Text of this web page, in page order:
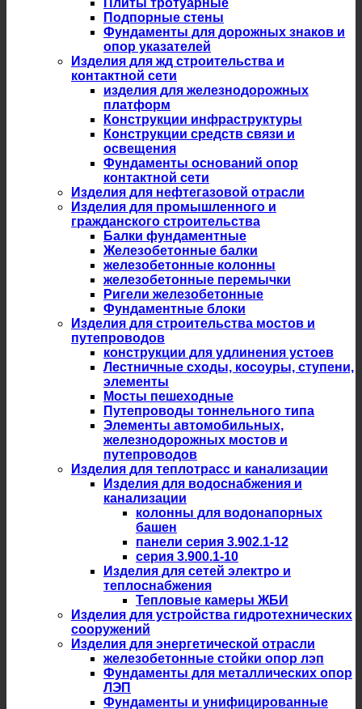
Плиты тротуарные
Подпорные стены
Фундаменты для дорожных знаков и
опор указателей
Изделия для жд строительства и
контактной сети
изделия для железнодорожных
платформ
Конструкции инфраструктуры
Конструкции средств связи и
освещения
Фундаменты оснований опор
контактной сети
Изделия для нефтегазовой отрасли
Изделия для промышленного и
гражданского строительства
Балки фундаментные
Железобетонные балки
железобетонные колонны
железобетонные перемычки
Ригели железобетонные
Фундаментные блоки
Изделия для строительства мостов и
путепроводов
конструкции для удлинения устоев
Лестничные сходы, косоуры, ступени,
элементы
Мосты пешеходные
Путепроводы тоннельного типа
Элементы автомобильных,
железнодорожных мостов и
путепроводов
Изделия для теплотрасс и канализации
Изделия для водоснабжения и
канализации
колонны для водонапорных
башен
панели серия 3.902.1-12
серия 3.900.1-10
Изделия для сетей электро и
теплоснабжения
Тепловые камеры ЖБИ
Изделия для устройства гидротехнических
сооружений
Изделия для энергетической отрасли
железобетонные стойки опор лэп
Фундаменты для металлических опор
ЛЭП
Фундаменты и унифицированные